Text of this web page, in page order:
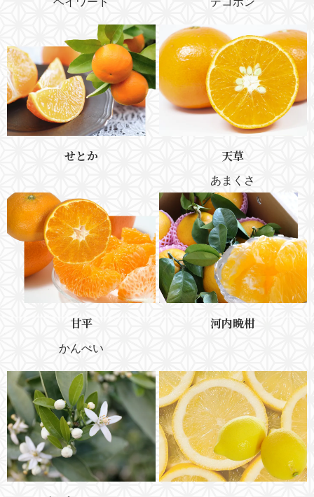
せとか 天草
あまくさ
甘平
かんぺい
河内晩柑